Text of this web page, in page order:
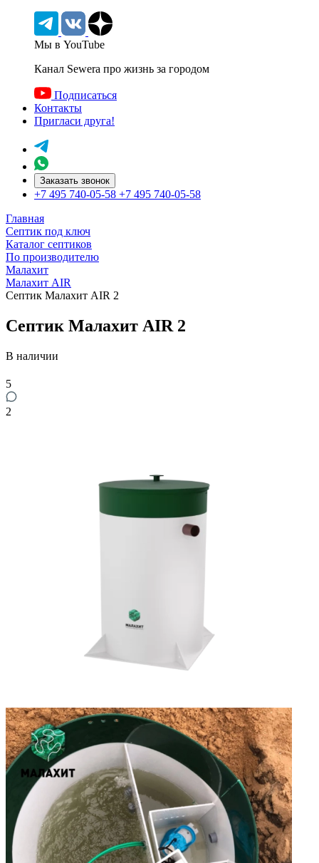
Мы в YouTube
Канал Sewera про жизнь за городом
Подписаться
Контакты
Пригласи друга!
Заказать звонок
+7 495 740-05-58 +7 495 740-05-58
Главная
Септик под ключ
Каталог септиков
По производителю
Малахит
Малахит AIR
Септик Малахит AIR 2
Септик Малахит AIR 2
В наличии
5
2